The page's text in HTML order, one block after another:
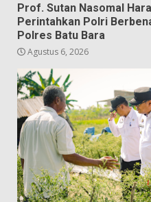
Prof. Sutan Nasomal
Perintahkan Polri
Polres Batu Bara
Agustus 6, 2026